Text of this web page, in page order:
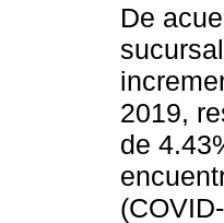
De
2019,
de